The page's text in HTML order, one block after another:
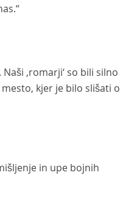
‚romarji‘ so bili silno
kjer je bilo slišati o
in upe bojnih